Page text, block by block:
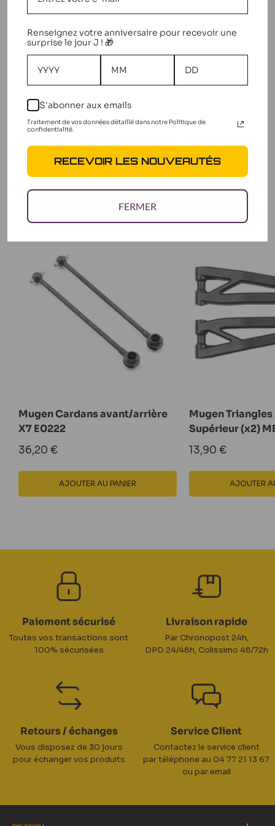
Nous cherchons des étoiles !
Soyez le premier à écrire un
D'AUTRES CLIENTS
ÉTAIENT INTÉRESSÉS PAR
Mugen Cardans avant/arrière
X7 E0222
Prix
36,20 €
AJOUTER AU PANIER
Mugen
Supérieur (x2)
Prix
13,90 €
AJOUTER
Paiement sécurisé
Toutes vos transactions sont
100% sécurisées
Livraison rapide
Par Chronopost 24h,
DPD 24/48h, Colissimo 48/72h
Retours / échanges
Vous disposez de 30 jours
pour échanger vos produits
Service Client
Contactez le service client
par téléphone au 04 77 21 13 67
ou par email
Renseignez votre anniversaire pour recevoir une
surprise le jour J ! 🎁
S'abonner aux emails
Traitement de vos données détaillé dans notre Politique de
confidentialité.
RECEVOIR LES NOUVEAUTÉS
FERMER